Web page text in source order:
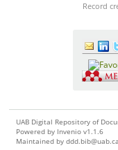
Record
UAB Digital Repository of
Powered by Invenio v1.1.6
Maintained by